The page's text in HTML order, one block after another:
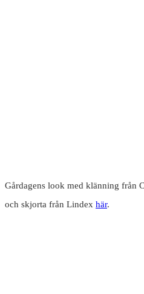
Gårdagens look med klänning från
och skjorta från Lindex här.